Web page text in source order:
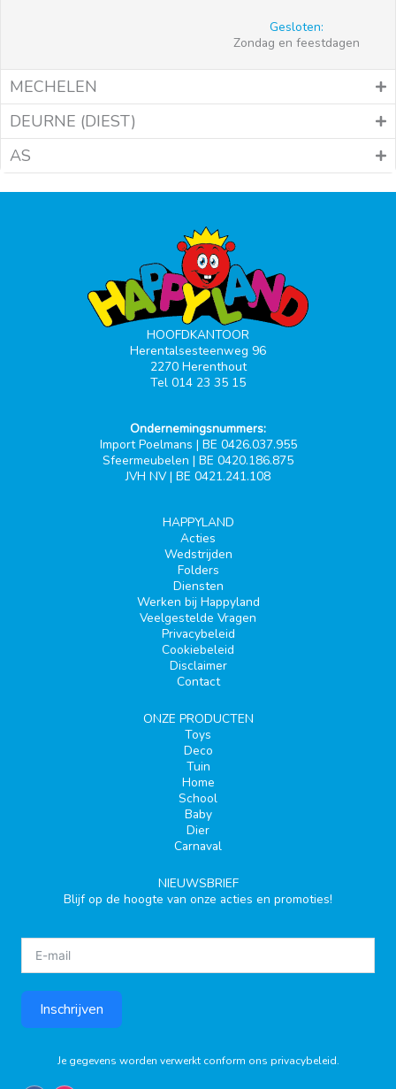
Gesloten:
Zondag en feestdagen
MECHELEN
DEURNE (DIEST)
AS
HOOFDKANTOOR
Herentalsesteenweg 96
2270 Herenthout
Tel 014 23 35 15
Ondernemingsnummers:
Import Poelmans | BE 0426.037.955
Sfeermeubelen | BE 0420.186.875
JVH NV | BE 0421.241.108
HAPPYLAND
Acties
Wedstrijden
Folders
Diensten
Werken bij Happyland
Veelgestelde Vragen
Privacybeleid
Cookiebeleid
Disclaimer
Contact
ONZE PRODUCTEN
Toys
Deco
Tuin
Home
School
Baby
Dier
Carnaval
NIEUWSBRIEF
Blijf op de hoogte van onze acties en promoties!
Inschrijven
Je gegevens worden verwerkt conform ons privacybeleid.